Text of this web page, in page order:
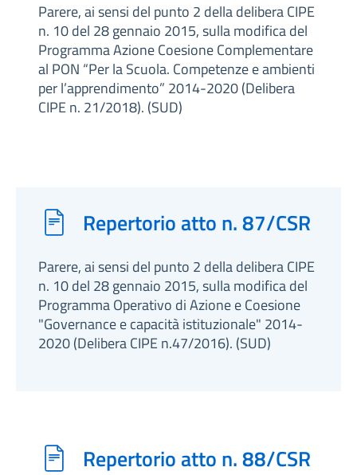
Parere, ai sensi del punto 2 della delibera CIPE
n. 10 del 28 gennaio 2015, sulla modifica del
Programma Azione Coesione Complementare
al PON “Per la Scuola. Competenze e ambienti
per l’apprendimento” 2014-2020 (Delibera
CIPE n. 21/2018). (SUD)
Repertorio atto n. 87/CSR
Parere, ai sensi del punto 2 della delibera CIPE
n. 10 del 28 gennaio 2015, sulla modifica del
Programma Operativo di Azione e Coesione
"Governance e capacità istituzionale" 2014-
2020 (Delibera CIPE n.47/2016). (SUD)
Repertorio atto n. 88/CSR